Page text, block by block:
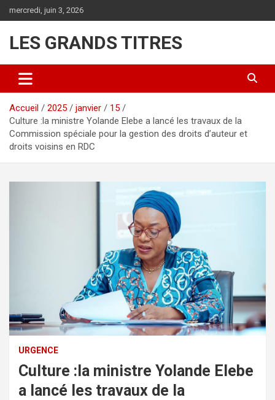
au
mercredi, juin 3, 2026
LES GRANDS TITRES
Accueil 2025 janvier
15
Culture :la ministre Yolande Elebe a lancé les travaux de la
Commission spéciale pour la gestion des droits d’auteur et
droits voisins en RDC
URGENCE
Culture :la ministre Yolande Elebe
a lancé les travaux de la